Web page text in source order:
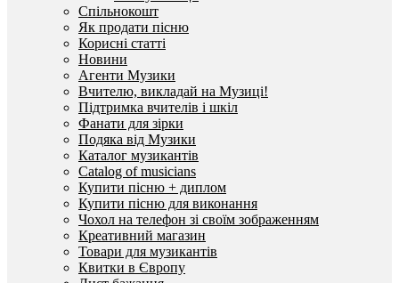
Спільнокошт
Як продати пісню
Корисні статті
Новини
Агенти Музики
Вчителю, викладай на Музиці!
Підтримка вчителів і шкіл
Фанати для зірки
Подяка від Музики
Каталог музикантів
Catalog of musicians
Купити пісню + диплом
Купити пісню для виконання
Чохол на телефон зі своїм зображенням
Креативний магазин
Товари для музикантів
Квитки в Європу